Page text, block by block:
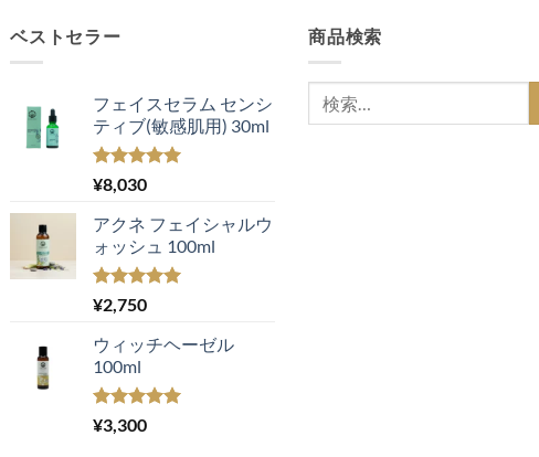
ベストセラー
フェイスセラム センシ
ティブ(敏感肌用) 30ml
5段階中
5.00
¥8,030
アクネ フェイシャルウ
ォッシュ 100ml
5段階中
5.00
¥2,750
ウィッチヘーゼル
100ml
5段階中
5.00
¥3,300
商品検索
索